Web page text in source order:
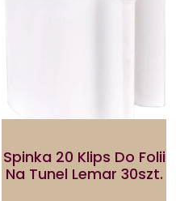
Spinka 20 Klips Do Folii
Na Tunel Lemar 30szt.